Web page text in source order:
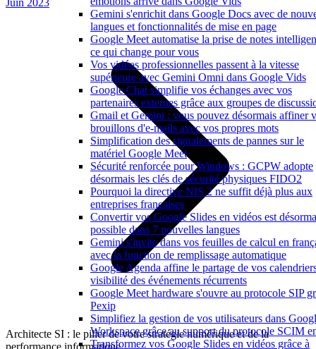
Gemini s'enrichit dans Google Docs avec de
langues et fonctionnalités de mise en page
Google Meet automatise la prise de notes
ce qui change pour vous
Vos vidéos professionnelles passent à la vitesse
supérieure avec Gemini Omni dans Google Vids
Google Chat simplifie vos échanges avec vos
partenaires externes grâce aux groupes de
Gmail et Gemini : vous pouvez désormais affiner
brouillons d'e-mails avec vos propres mots
Simplification des signalements de pannes sur le
matériel Google Meet
Sécurité renforcée pour Windows : GCPW adopte
désormais les clés de sécurité physiques FIDO2
Pourquoi la directive NIS 2 ne suffit déjà plus aux
entreprises françaises
Convertir vos Google Slides en vidéos est
possible dans 7 nouvelles langues
Gemini s'invite dans vos feuilles de calcul en
avec la fonction de remplissage automatique
Google Agenda affine le partage de vos
visibilité des événements récurrents
Google Meet hardware s'ouvre au protocole SIP
Pexip
Simplifiez la gestion de vos utilisateurs dans
Workspace grâce au support du protocole SCIM
Transformez vos Google Slides en vidéos grâce à
Juin 2023
Architecte SI : le pilier de votre stratégie numérique et de la
performance informatique